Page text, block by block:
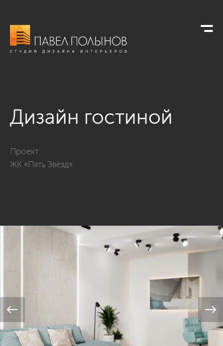
Дизайн гостиной
Проект:
ЖК «Пять Звёзд»